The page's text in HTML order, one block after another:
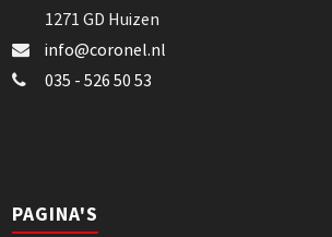
1271 GD Huizen
info@coronel.nl
035 - 526 50 53
PAGINA'S